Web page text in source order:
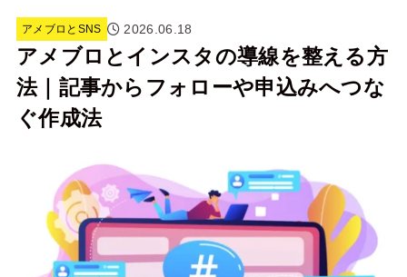
アメブロとSNS 2026.06.18
アメブロとインスタの導線を整える方
法｜記事からフォローや申込みへつな
ぐ作成法